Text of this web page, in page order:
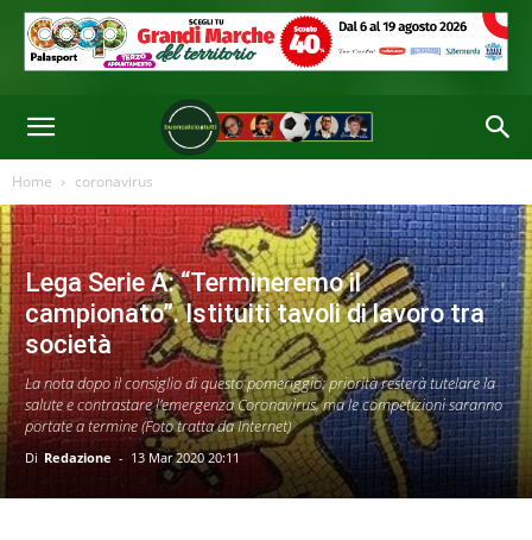
Home coronavirus
Lega Serie A: “Termineremo il
campionato”. Istituiti tavoli di lavoro tra
società
La nota dopo il consiglio di questo pomeriggio: priorità resterà tutelare la
salute e contrastare l’emergenza Coronavirus, ma le competizioni saranno
portate a termine (Foto tratta da Internet)
Di Redazione - 13 Mar 2020 20:11